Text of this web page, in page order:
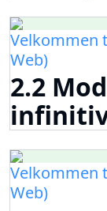
Velkommen
Web)
2.2
Velkommen
Web)